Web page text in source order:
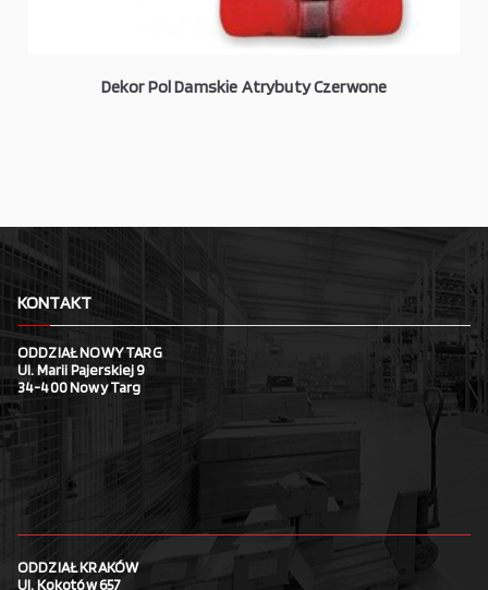
Dekor Pol Damskie Atrybuty Czerwone
KONTAKT
ODDZIAŁ NOWY TARG
Ul. Marii Pajerskiej 9
34-400 Nowy Targ
ODDZIAŁ KRAKÓW
Ul. Kokotów 657